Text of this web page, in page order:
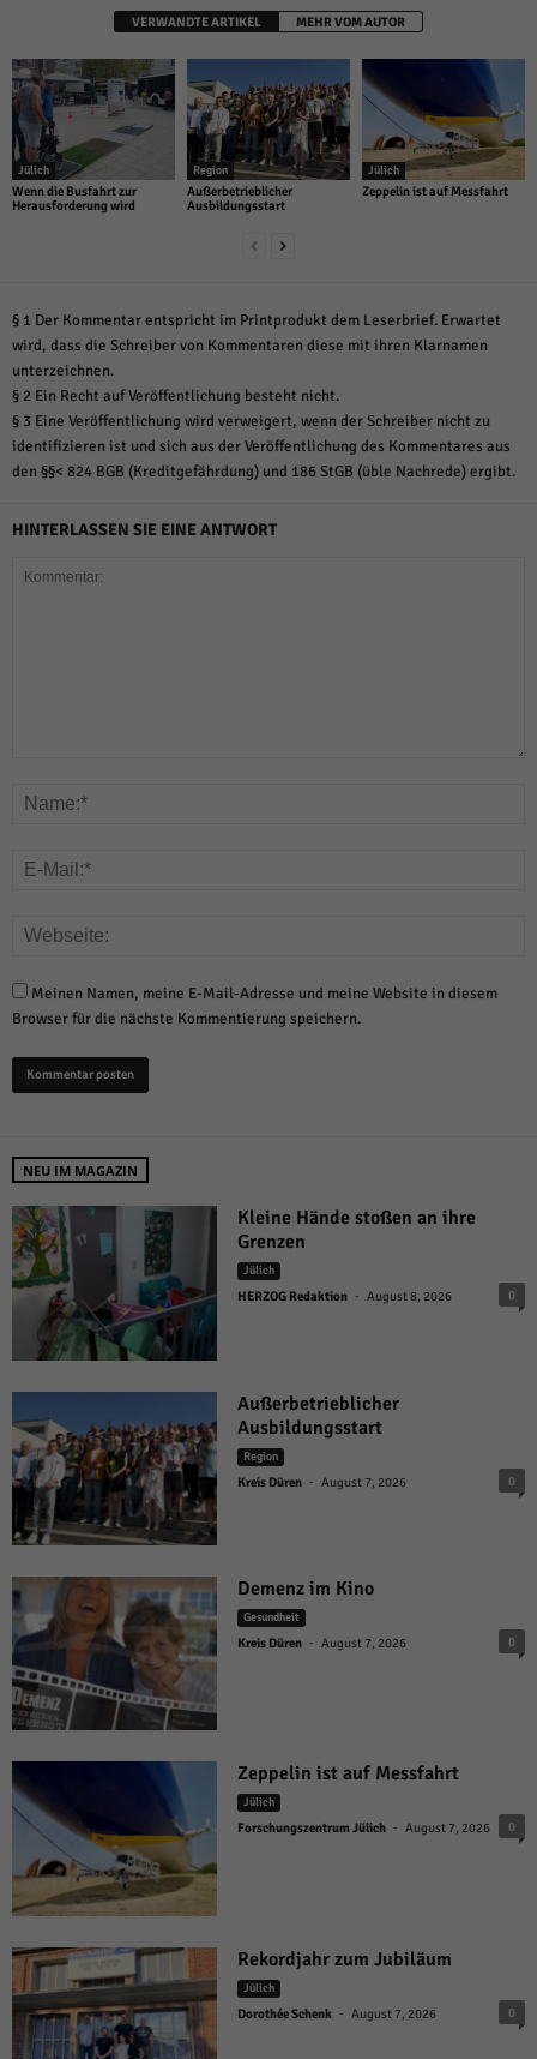
VERWANDTE ARTIKEL MEHR VOM AUTOR
Jülich
Wenn die Busfahrt zur
Herausforderung wird
Region
Außerbetrieblicher
Ausbildungsstart
Jülich
Zeppelin ist auf Messfahrt
§ 1 Der Kommentar entspricht im Printprodukt dem Leserbrief. Erwartet
wird, dass die Schreiber von Kommentaren diese mit ihren Klarnamen
unterzeichnen.
§ 2 Ein Recht auf Veröffentlichung besteht nicht.
§ 3 Eine Veröffentlichung wird verweigert, wenn der Schreiber nicht zu
identifizieren ist und sich aus der Veröffentlichung des Kommentares aus
den §§< 824 BGB (Kreditgefährdung) und 186 StGB (üble Nachrede) ergibt.
HINTERLASSEN SIE EINE ANTWORT
Meinen Namen, meine E-Mail-Adresse und meine Website in diesem
Browser für die nächste Kommentierung speichern.
NEU IM MAGAZIN
Kleine Hände stoßen an ihre
Grenzen
Jülich
HERZOG Redaktion - August 8, 2026 0
Außerbetrieblicher
Ausbildungsstart
Region
Kreis Düren - August 7, 2026 0
Demenz im Kino
Gesundheit
Kreis Düren - August 7, 2026 0
Zeppelin ist auf Messfahrt
Jülich
Forschungszentrum Jülich - August 7, 2026 0
Rekordjahr zum Jubiläum
Jülich
Dorothée Schenk - August 7, 2026 0